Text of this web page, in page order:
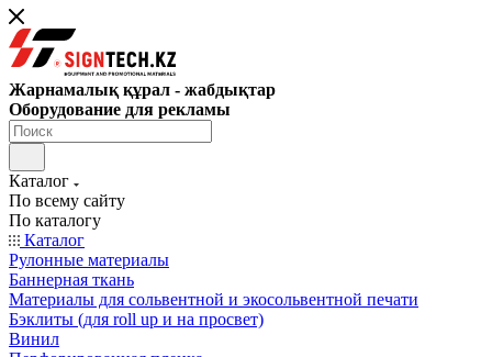
Жарнамалық құрал - жабдықтар
Оборудование для рекламы
Каталог
По всему сайту
По каталогу
Каталог
Рулонные материалы
Баннерная ткань
Материалы для сольвентной и экосольвентной печати
Бэклиты (для roll up и на просвет)
Винил